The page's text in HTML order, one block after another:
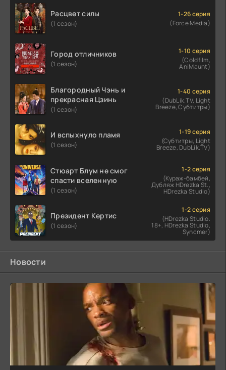
Расцвет силы
(1 сезон)
1-26 серия
(Force Media)
Город отличников
(1 сезон)
1-10 серия
(Coldfilm,
AniMaunt)
Благородный Чэнь и
прекрасная Цзинь
(1 сезон)
1-40 серия
(DubLik.TV, Light
Breeze, Субтитры)
И вспыхнуло пламя
(1 сезон)
1-19 серия
(Субтитры, Light
Breeze, DubLik.TV)
Стюарт Блум не смог
спасти вселенную
(1 сезон)
1-2 серия
(Кураж-бамбей,
Дубляж HDrezka St.,
HDrezka Studio)
Президент Кертис
(1 сезон)
1-2 серия
(HDrezka Studio.
18+, HDrezka Studio,
Syncmer)
Новости